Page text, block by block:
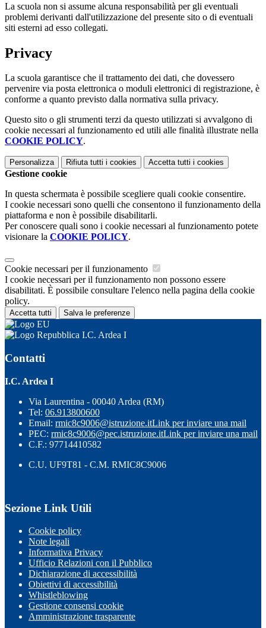
La scuola non si assume alcuna responsabilità per gli eventuali
problemi derivanti dall'utilizzazione del presente sito o di eventuali
siti esterni ad esso collegati.
Privacy
La scuola garantisce che il trattamento dei dati, che dovessero
pervenire via posta elettronica o moduli elettronici di registrazione, è
conforme a quanto previsto dalla normativa sulla privacy.
Questo sito o gli strumenti terzi da questo utilizzati si avvalgono di
cookie necessari al funzionamento ed utili alle finalità illustrate nella
COOKIE POLICY.
Personalizza Rifiuta tutti i cookies Accetta tutti i cookies
Gestione cookie
In questa schermata è possibile scegliere quali cookie consentire.
I cookie necessari sono quelli che consentono il funzionamento della
piattaforma e non è possibile disabilitarli.
Per conoscere quali sono i cookie necessari al funzionamento potete
visionare la COOKIE POLICY.
Cookie necessari per il funzionamento
I cookie necessari per il funzionamento non possono essere
disabilitati. È possibile consultare l'elenco nella pagina della cookie
policy.
Accetta tutti Salva le preferenze
I.C. Ardea I
Contatti
I.C. Ardea I
Via Laurentina - 00040 Ardea (RM)
Tel: 06.913800600
Email: rmic8c9006@istruzione.itLink per inviare una mail
PEC: rmic8c9006@pec.istruzione.itLink per inviare una mail
C.F.: 97714410582
C.U. UF9T81 - C.M. RMIC8C9006
Sezione Link Utili
Cookie policy
Note legali
Informativa Privacy
Ufficio Relazioni con il Pubblico
Dichiarazione di accessibilità
Obiettivi di accessibilità
Whistleblowing
Gestione consensi cookie
Amministrazione trasparente